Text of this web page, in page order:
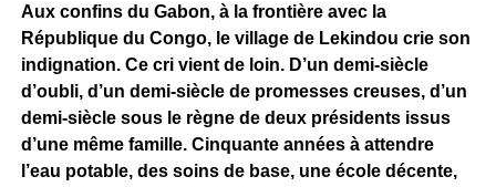
Aux confins du Gabon, à la frontière avec la
République du Congo, le village de Lekindou crie son
indignation. Ce cri vient de loin. D’un demi-siècle
d’oubli, d’un demi-siècle de promesses creuses, d’un
demi-siècle sous le règne de deux présidents issus
d’une même famille. Cinquante années à attendre
l’eau potable, des soins de base, une école décente,